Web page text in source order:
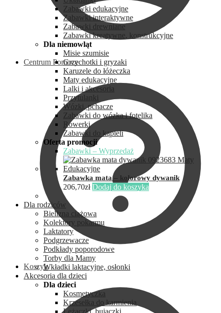
Centrum Pomocy
Koszyk
Zabawki edukacyjne
Zabawki interaktywne
Zabawki drewniane
Zabawki kreatywne, konstrukcyjne
Dla niemowląt
Misie szumisie
Grzechotki i gryzaki
Karuzele do łóżeczka
Maty edukacyjne
Lalki i akcesoria
Przytulanki
Wózki, pchacze
Zabawki do wózka i fotelika
Rowerki
Zabawki do kąpieli
Oferta promocji
Zabawki – Wyprzedaż
Zabawka mata – kolorowy dywanik
206,70zł Dodaj do koszyka
Dla rodziców
Bielizna ciążowa
Kolektory pokarmu
Laktatory
Podgrzewacze
Podkłady poporodowe
Torby dla Mamy
Wkładki laktacyjne, osłonki
Akcesoria dla dzieci
Dla dzieci
Kosmetyczka
Krzesełka do karmienia
Leżaczki, bujaczki